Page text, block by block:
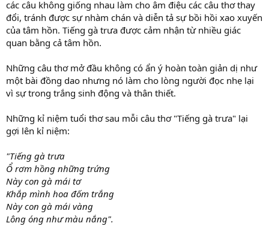
các câu không giống nhau làm cho âm điệu các câu thơ thay
đổi, tránh được sự nhàm chán và diễn tả sự bồi hồi xao xuyến
của tâm hồn. Tiếng gà trưa được cảm nhận từ nhiều giác
quan bằng cả tâm hồn.
Những câu thơ mở đầu không có ẩn ý hoàn toàn giản dị như
một bài đồng dao nhưng nó làm cho lòng người đọc nhẹ lại
vì sự trong trắng sinh động và thân thiết.
Những kỉ niệm tuổi thơ sau mỗi câu thơ "Tiếng gà trưa" lại
gợi lên kỉ niệm:
"Tiếng gà trưa
Ổ rơm hồng những trứng
Này con gà mái tơ
Khắp mình hoa đốm trắng
Này con gà mái vàng
Lông óng như màu nắng".